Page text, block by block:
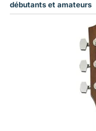
débutants et amateurs